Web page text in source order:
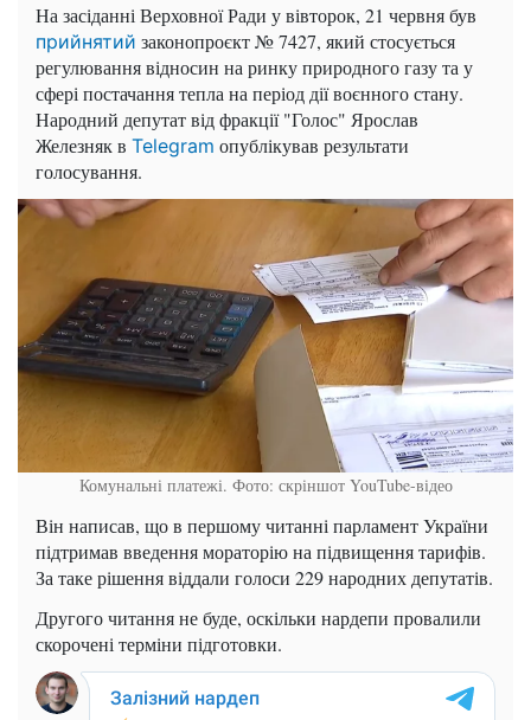
На засіданні Верховної Ради у вівторок, 21 червня був
прийнятий законопроєкт № 7427, який стосується
регулювання відносин на ринку природного газу та у
сфері постачання тепла на період дії воєнного стану.
Народний депутат від фракції "Голос" Ярослав
Железняк в Telegram опублікував результати
голосування.
Комунальні платежі. Фото: скріншот YouTube-відео
Він написав, що в першому читанні парламент України
підтримав введення мораторію на підвищення тарифів.
За таке рішення віддали голоси 229 народних депутатів.
Другого читання не буде, оскільки нардепи провалили
скорочені терміни підготовки.